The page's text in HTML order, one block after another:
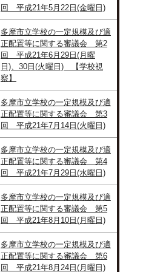
回 平成21年5月22日(金曜日)
多摩市立学校の一定規模及び適
正配置等に関する審議会 第2
回 平成21年6月29日(月曜
日)、30日(火曜日) 【学校視
察】
多摩市立学校の一定規模及び適
正配置等に関する審議会 第3
回 平成21年7月14日(火曜日)
多摩市立学校の一定規模及び適
正配置等に関する審議会 第4
回 平成21年7月29日(水曜日)
多摩市立学校の一定規模及び適
正配置等に関する審議会 第5
回 平成21年8月10日(月曜日)
多摩市立学校の一定規模及び適
正配置等に関する審議会 第6
回 平成21年8月24日(月曜日)